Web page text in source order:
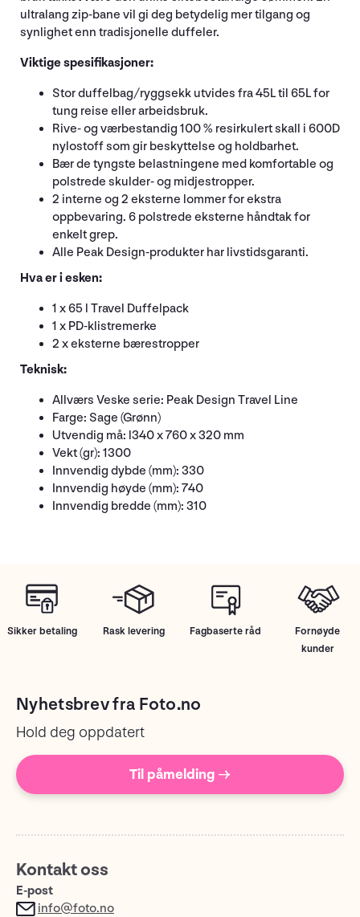
ultralang zip-bane vil gi deg betydelig mer tilgang og
synlighet enn tradisjonelle duffeler.
Viktige spesifikasjoner:
Stor duffelbag/ryggsekk utvides fra 45L til 65L for
tung reise eller arbeidsbruk.
Rive- og værbestandig 100 % resirkulert skall i 600D
nylostoff som gir beskyttelse og holdbarhet.
Bær de tyngste belastningene med komfortable og
polstrede skulder- og midjestropper.
2 interne og 2 eksterne lommer for ekstra
oppbevaring. 6 polstrede eksterne håndtak for
enkelt grep.
Alle Peak Design-produkter har livstidsgaranti.
Hva er i esken:
1 x 65 l Travel Duffelpack
1 x PD-klistremerke
2 x eksterne bærestropper
Teknisk:
Allværs Veske serie: Peak Design Travel Line
Farge: Sage (Grønn)
Utvendig må: l340 x 760 x 320 mm
Vekt (gr): 1300
Innvendig dybde (mm): 330
Innvendig høyde (mm): 740
Innvendig bredde (mm): 310
Sikker betaling Rask levering Fagbaserte råd
Fornøyde
kunder
Nyhetsbrev fra Foto.no
Hold deg oppdatert
Til påmelding →
Kontakt oss
E-post
info@foto.no